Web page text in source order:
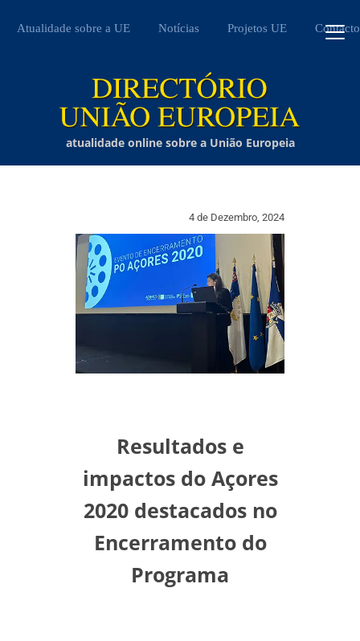
Atualidade sobre a UE Notícias Projetos UE Contacto
atualidade online sobre a União Europeia
4 de Dezembro, 2024
Resultados e
impactos do Açores
2020 destacados no
Encerramento do
Programa